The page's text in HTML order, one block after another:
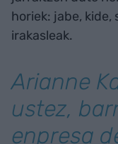
horiek: jabe, kide,
irakasleak.
Arianne
ustez,
enpresa